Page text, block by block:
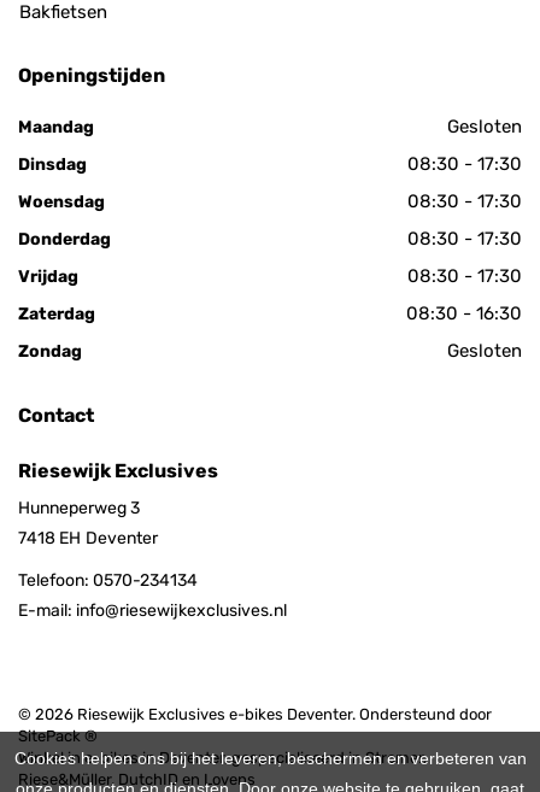
Bakfietsen
Openingstijden
Maandag Gesloten
Dinsdag 08:30 - 17:30
Woensdag 08:30 - 17:30
Donderdag 08:30 - 17:30
Vrijdag 08:30 - 17:30
Zaterdag 08:30 - 16:30
Zondag Gesloten
Contact
Riesewijk Exclusives
Hunneperweg 3
7418 EH Deventer
Telefoon: 0570-234134
E-mail: info@riesewijkexclusives.nl
© 2026 Riesewijk Exclusives e-bikes Deventer. Ondersteund door
SitePack ®
Winkel in e-bikes in Deventer, gespecialiseerd in Stromer,
Riese&Müller, DutchID en Lovens
Cookies helpen ons bij het leveren, beschermen en verbeteren van